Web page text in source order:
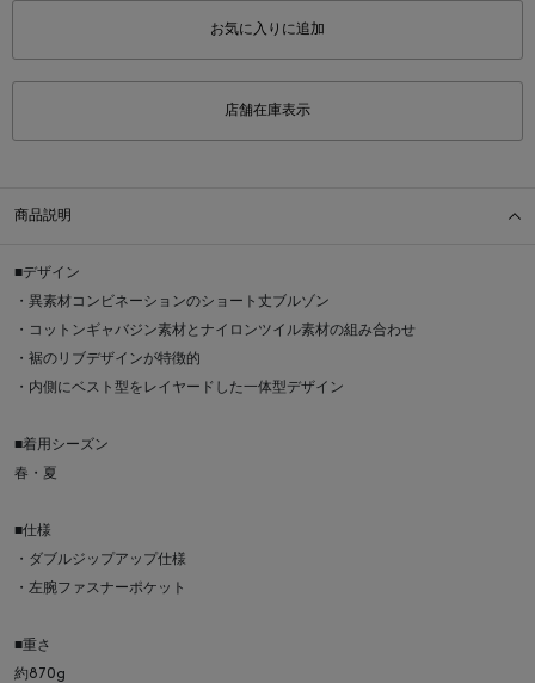
お気に入りに追加
店舗在庫表示
商品説明
■デザイン
・異素材コンビネーションのショート丈ブルゾン
・コットンギャバジン素材とナイロンツイル素材の組み合わせ
・裾のリブデザインが特徴的
・内側にベスト型をレイヤードした一体型デザイン
■着用シーズン
春・夏
■仕様
・ダブルジップアップ仕様
・左腕ファスナーポケット
■重さ
約870g